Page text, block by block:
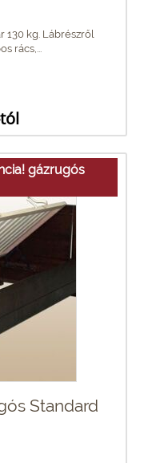
130 kg. Lábrészről
rács,...
gázrugós
Standard